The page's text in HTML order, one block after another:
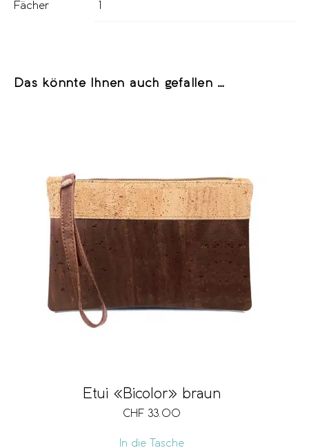
Fächer
Das könnte Ihnen auch gefallen …
Etui «Bicolor» braun
CHF 33.00
In die Tasche